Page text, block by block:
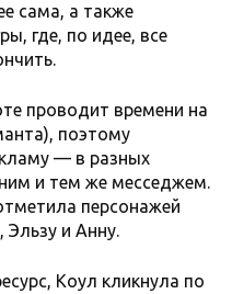
сама, а также
где, по идее, все
проводит времени на
поэтому
— в разных
и тем же месседжем.
персонажей
Эльзу и Анну.
Коул кликнула по